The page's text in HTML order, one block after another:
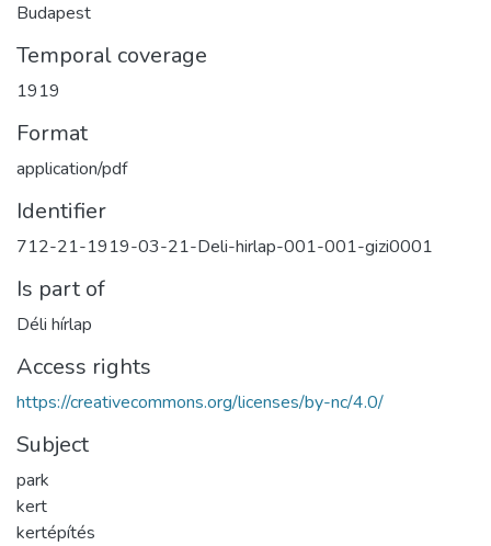
Budapest
Temporal coverage
1919
Format
application/pdf
Identifier
712-21-1919-03-21-Deli-hirlap-001-001-gizi0001
Is part of
Déli hírlap
Access rights
https://creativecommons.org/licenses/by-nc/4.0/
Subject
park
kert
kertépítés